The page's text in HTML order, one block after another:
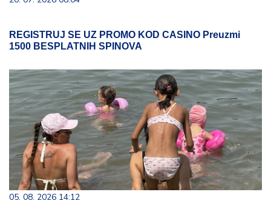
REGISTRUJ SE UZ PROMO KOD CASINO Preuzmi
1500 BESPLATNIH SPINOVA
05. 08. 2026 14:12